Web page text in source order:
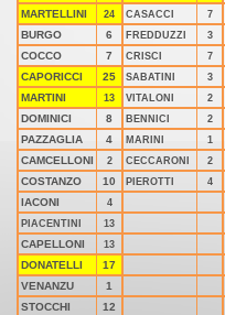
MARTELLINI
24 CASACCI 7
BURGO
6 FREDDUZZI 3
COCCO
7 CRISCI 7
CAPORICCI
25 SABATINI 3
MARTINI
13 VITALONI 2
DOMINICI
8 BENNICI 2
PAZZAGLIA
4 MARINI 1
CAMCELLONI 2 CECCARONI 2
COSTANZO 10 PIEROTTI 4
IACONI
4
PIACENTINI
13
CAPELLONI 13
DONATELLI
17
VENANZU
1
STOCCHI
12